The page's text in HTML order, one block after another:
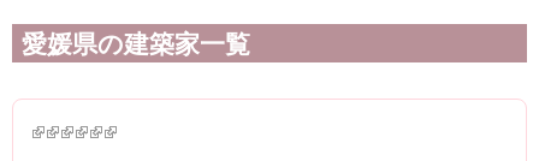
愛媛県の建築家一覧
(link is external)
(link is external)
(link is external)
(link is external)
(link is external)
(link is external)